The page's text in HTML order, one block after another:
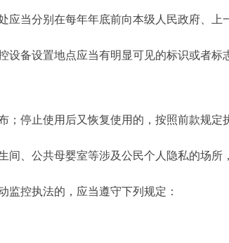
分别在每年年底前向本级人民政府、上
设备设置地点应当有明显可见的标识或者
止使用后又恢复使用的，按照前款规定
、公共母婴室等涉及公民个人隐私的场所
监控执法的，应当遵守下列规定：